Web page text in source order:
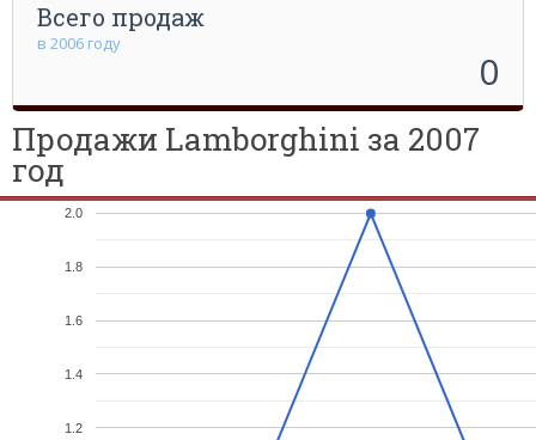
Всего продаж
в 2006 году
0
Продажи Lamborghini за 2007
год
1.2
1.4
1.6
1.8
2.0